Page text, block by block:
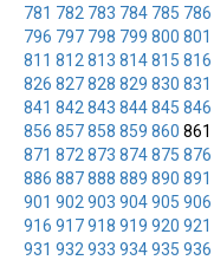
781 782 783 784 785 786
796 797 798 799 800 801
811 812 813 814815 816
826 827828 829 830 831
841 842 843 844845 846
856 857858 859 860 861
871 872 873 874875 876
886 887888 889 890 891
901 902 903 904905 906
916 917918 919 920 921
931 932 933 934935 936